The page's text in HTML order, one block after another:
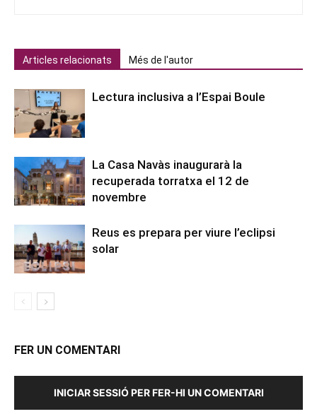
Articles relacionats Més de l'autor
Lectura inclusiva a l’Espai Boule
La Casa Navàs inaugurarà la
recuperada torratxa el 12 de
novembre
Reus es prepara per viure l’eclipsi
solar
FER UN COMENTARI
INICIAR SESSIÓ PER FER-HI UN COMENTARI